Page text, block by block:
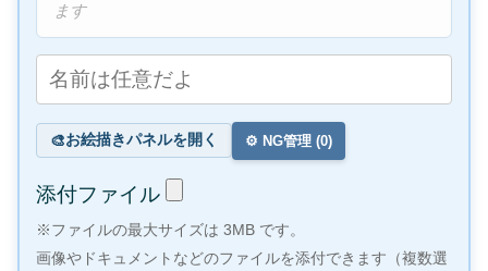
ます
🎨お絵描きパネルを開く ⚙️ NG管理 (0)
添付ファイル
※ファイルの最大サイズは 3MB です。
画像やドキュメントなどのファイルを添付できます（複数選